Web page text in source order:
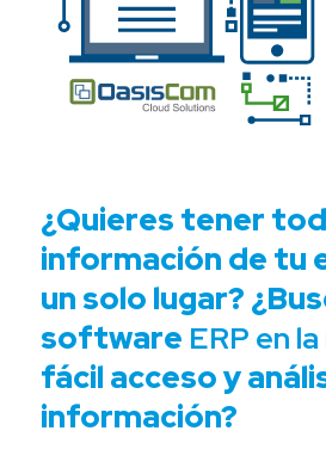
¿Quieres tener
información de tu
un solo lugar?
software ERP en
fácil acceso y
información?